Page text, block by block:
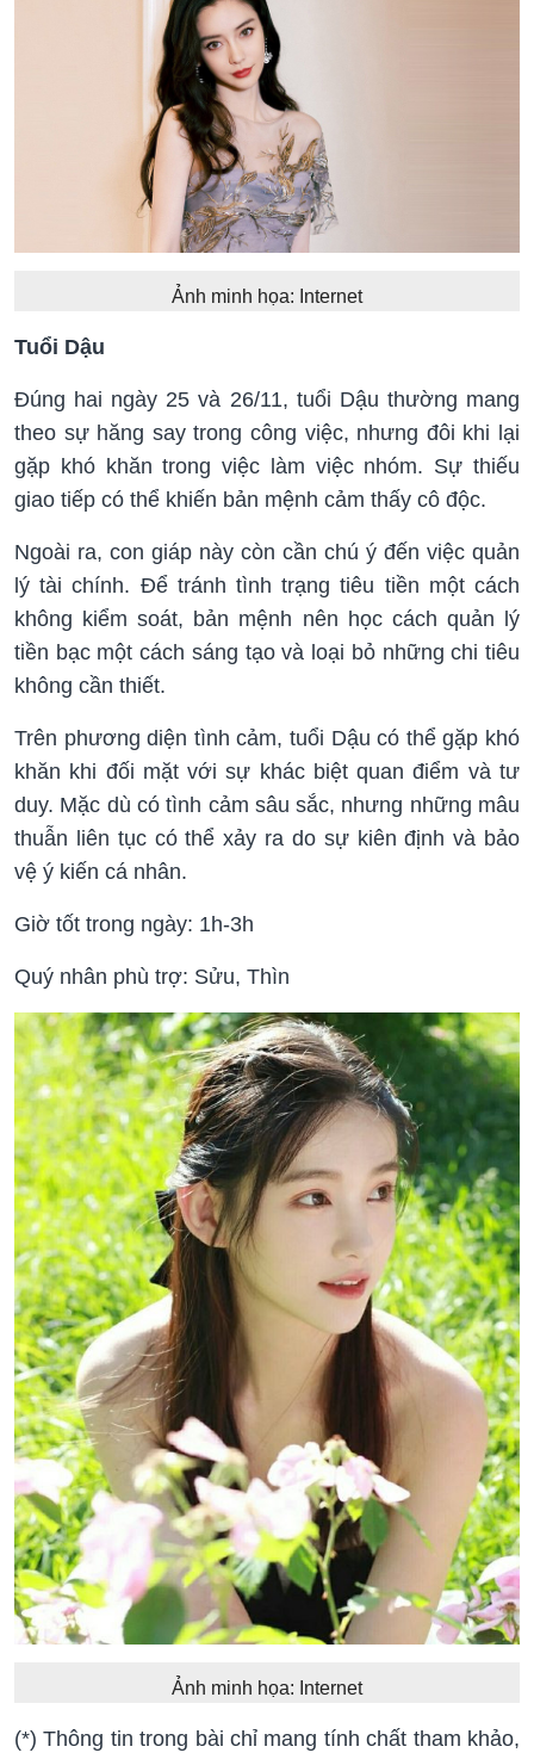
Ảnh minh họa: Internet
Tuổi Dậu
Đúng hai ngày 25 và 26/11, tuổi Dậu thường mang
theo sự hăng say trong công việc, nhưng đôi khi lại
gặp khó khăn trong việc làm việc nhóm. Sự thiếu
giao tiếp có thể khiến bản mệnh cảm thấy cô độc.
Ngoài ra, con giáp này còn cần chú ý đến việc quản
lý tài chính. Để tránh tình trạng tiêu tiền một cách
không kiểm soát, bản mệnh nên học cách quản lý
tiền bạc một cách sáng tạo và loại bỏ những chi tiêu
không cần thiết.
Trên phương diện tình cảm, tuổi Dậu có thể gặp khó
khăn khi đối mặt với sự khác biệt quan điểm và tư
duy. Mặc dù có tình cảm sâu sắc, nhưng những mâu
thuẫn liên tục có thể xảy ra do sự kiên định và bảo
vệ ý kiến cá nhân.
Giờ tốt trong ngày: 1h-3h
Quý nhân phù trợ: Sửu, Thìn
Ảnh minh họa: Internet
(*) Thông tin trong bài chỉ mang tính chất tham khảo,